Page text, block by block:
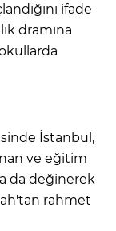
ifade
dramına
İstanbul,
ve eğitim
da değinerek
rahmet